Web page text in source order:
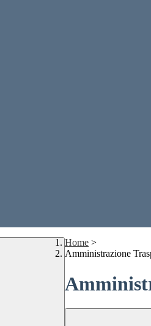
Home >
Amministrazione